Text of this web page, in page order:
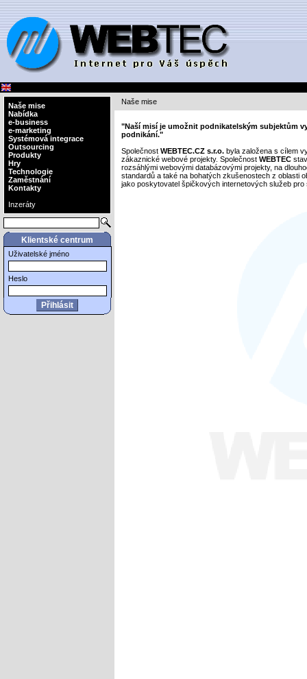
Naše mise
Nabídka
e-business
e-marketing
Systémová integrace
Outsourcing
Produkty
Hry
Technologie
Zaměstnání
Kontakty
Inzeráty
Klientské centrum
Uživatelské jméno
Heslo
Naše mise
"Naší misí je umožnit podnikatelským subjektům
podnikání."
Společnost WEBTEC.CZ s.r.o. byla založena s cílem
zákaznické webové projekty. Společnost WEBTEC
rozsáhlými webovými databázovými projekty, na
standardů a také na bohatých zkušenostech z oblasti
jako poskytovatel špičkových internetových služeb